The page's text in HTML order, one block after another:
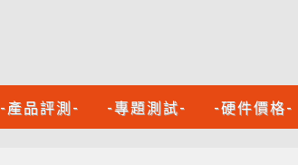
-產品評測- -專題測試- -硬件價格-